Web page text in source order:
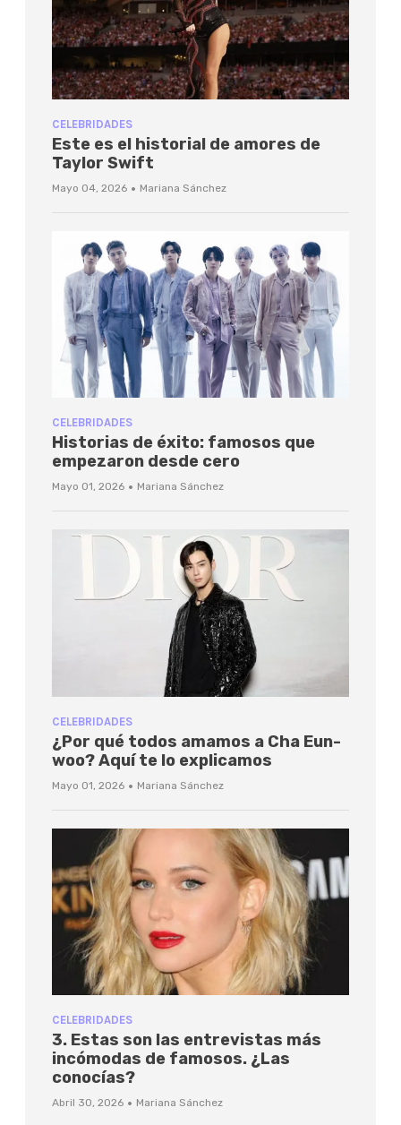
CELEBRIDADES
Este es el historial de amores de
Taylor Swift
Mayo 04, 2026 · Mariana Sánchez
CELEBRIDADES
Historias de éxito: famosos que
empezaron desde cero
Mayo 01, 2026 · Mariana Sánchez
CELEBRIDADES
¿Por qué todos amamos a Cha Eun-
woo? Aquí te lo explicamos
Mayo 01, 2026 · Mariana Sánchez
CELEBRIDADES
3. Estas son las entrevistas más
incómodas de famosos. ¿Las
conocías?
Abril 30, 2026 · Mariana Sánchez